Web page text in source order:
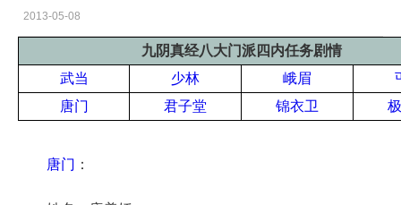
2013-05-08
九阴真经八大门派四内任务剧情
武当
少林 峨眉
唐门
君子堂 锦衣卫
唐门 ：